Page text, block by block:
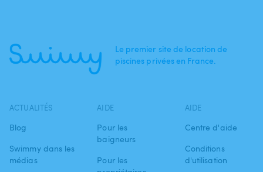
Le premier site de location de
piscines privées en France.
ACTUALITÉS
Blog
Swimmy dans les
médias
AIDE
Pour les
baigneurs
Pour les
AIDE
Centre d'aide
Conditions
d'utilisation